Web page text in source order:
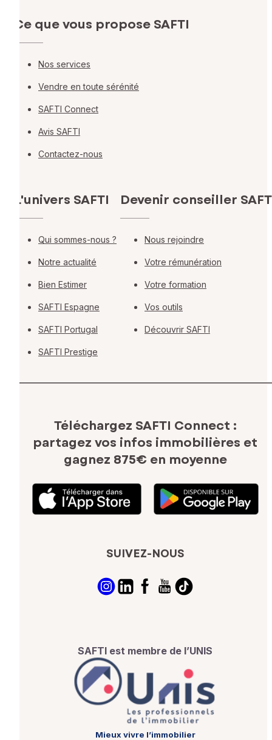
Ce que vous propose SAFTI
Nos services
Vendre en toute sérénité
SAFTI Connect
Avis SAFTI
Contactez-nous
L'univers SAFTI
Qui sommes-nous ?
Notre actualité
Bien Estimer
SAFTI Espagne
SAFTI Portugal
SAFTI Prestige
Devenir conseiller
Nous rejoindre
Votre rémunération
Votre formation
Vos outils
Découvrir SAFTI
Téléchargez SAFTI Connect :
partagez vos infos immobilières et
gagnez 875€ en moyenne
SUIVEZ-NOUS
SAFTI est membre de l’UNIS
Mieux vivre l’immobilier